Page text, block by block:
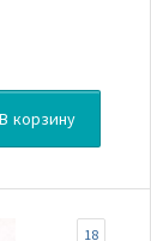
В корзину
18